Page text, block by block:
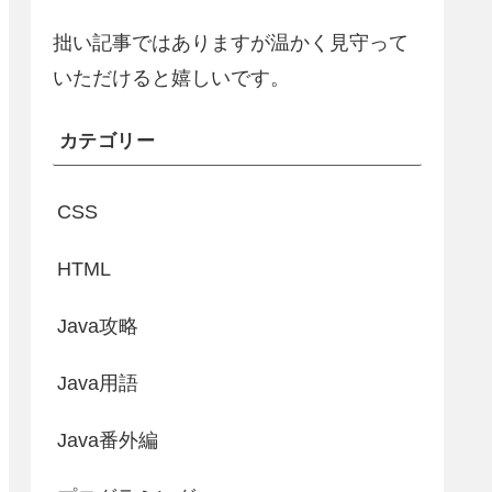
拙い記事ではありますが温かく見守って
いただけると嬉しいです。
カテゴリー
CSS
HTML
Java攻略
Java用語
Java番外編